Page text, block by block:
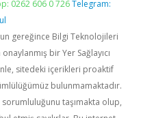
0262 606 0 726 Telegram:
gereğince Bilgi Teknolojileri
bir Yer Sağlayıcı
sitedeki içerikleri proaktif
bulunmamaktadır.
taşımakta olup,